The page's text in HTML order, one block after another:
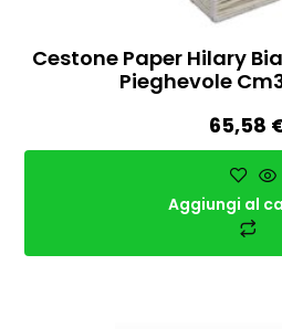
Cestone Paper Hilary
Pieghevole
65,58
Aggiungi al